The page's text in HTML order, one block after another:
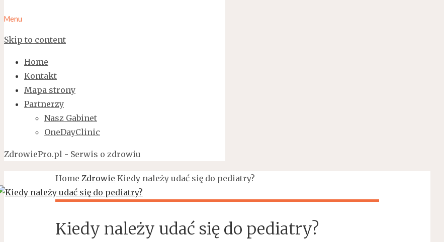
Menu
Skip to content
Home
Kontakt
Mapa strony
Partnerzy
Nasz Gabinet
OneDayClinic
ZdrowiePro.pl - Serwis o zdrowiu
Home Zdrowie Kiedy należy udać się do pediatry?
Kiedy należy udać się do pediatry?